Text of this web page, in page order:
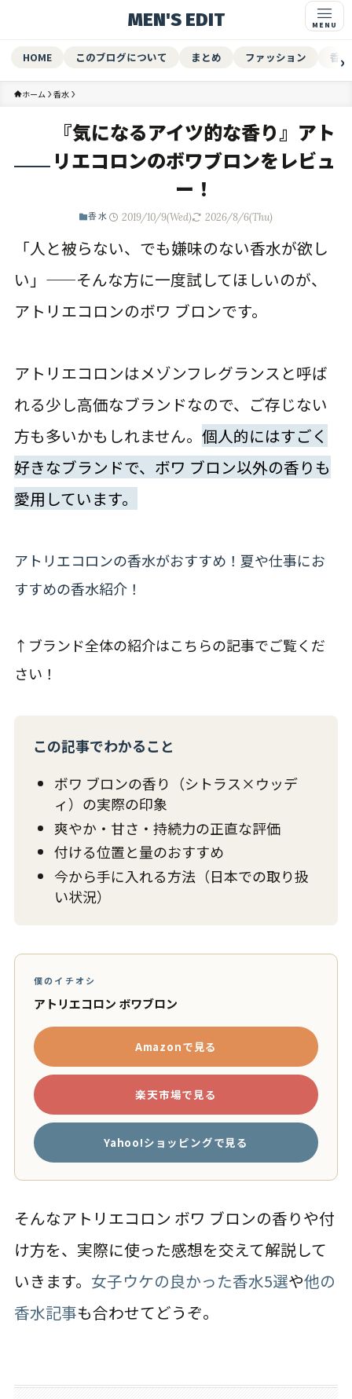
MEN'S EDIT
HOME このブログについて まとめ ファッション 香水
ホーム 香水
『気になるアイツ的な香り』アト
リエコロンのボワブロンをレビュ
ー！
香水 2019/10/9(Wed) 2026/8/6(Thu)
「人と被らない、でも嫌味のない香水が欲し
い」——そんな方に一度試してほしいのが、
アトリエコロンのボワ ブロンです。
アトリエコロンはメゾンフレグランスと呼ば
れる少し高価なブランドなので、ご存じない
方も多いかもしれません。 個人的にはすごく
好きなブランドで、ボワ ブロン以外の香りも
愛用しています。
アトリエコロンの香水がおすすめ！夏や仕事にお
すすめの香水紹介！
↑ブランド全体の紹介はこちらの記事でご覧くだ
さい！
この記事でわかること
ボワ ブロンの香り（シトラス×ウッデ
ィ）の実際の印象
爽やか・甘さ・持続力の正直な評価
付ける位置と量のおすすめ
今から手に入れる方法（日本での取り扱
い状況）
僕のイチオシ
アトリエコロン ボワブロン
Amazonで見る
楽天市場で見る
Yahoo!ショッピングで見る
そんなアトリエコロン ボワ ブロンの香りや付
け方を、実際に使った感想を交えて解説して
いきます。 女子ウケの良かった香水5選や他の
香水記事も合わせてどうぞ。